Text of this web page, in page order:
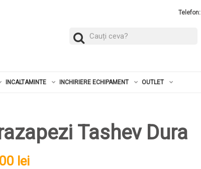
Telefon:
INCALTAMINTE INCHIRIERE ECHIPAMENT OUTLET
Tashev Dura
lei